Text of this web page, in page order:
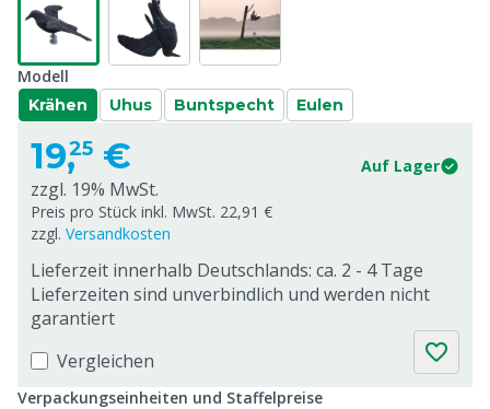
Modell
Krähen Uhus Buntspecht Eulen
19,25 € Auf Lager
zzgl. 19% MwSt.
Preis pro Stück inkl. MwSt. 22,91 €
zzgl. Versandkosten
Lieferzeit innerhalb Deutschlands: ca. 2 - 4 Tage
Lieferzeiten sind unverbindlich und werden nicht
garantiert
Vergleichen
Verpackungseinheiten und Staffelpreise